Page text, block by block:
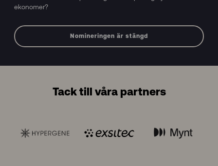
ekonomer?
Nomineringen är stängd
Tack till våra partners